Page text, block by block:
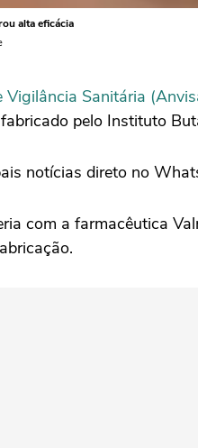
alta eficácia
Sanitária
pelo Instituto
notícias direto no
com a farmacêutica